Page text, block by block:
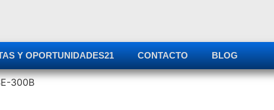
Y OPORTUNIDADES21 CONTACTO BLOG
300B